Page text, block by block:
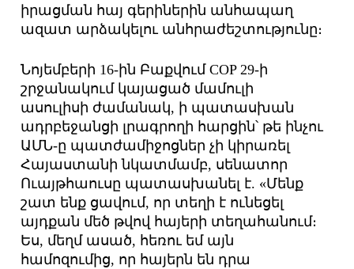
իրացման հայ գերիներին անհապաղ
ազատ արձակելու անհրաժեշտությունը։
Նոյեմբերի 16-ին Բաքվում COP 29-ի
շրջանակում կայացած մամուլի
ասուլիսի ժամանակ, ի պատասխան
ադրբեջանցի լրագրողի հարցին՝ թե ինչու
ԱՄՆ-ը պատժամիջոցներ չի կիրառել
Հայաստանի նկատմամբ, սենատոր
Ուայթհաուսը պատասխանել է. «Մենք
շատ ենք ցավում, որ տեղի է ունեցել
այդքան մեծ թվով հայերի տեղահանում։
Ես, մեղմ ասած, հեռու եմ այն ​​
համոզումից, որ հայերն են դրա